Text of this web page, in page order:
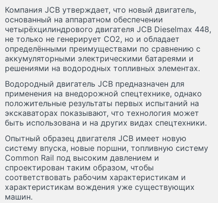
Компания JCB утверждает, что новый двигатель,
основанный на аппаратном обеспечении
четырёхцилиндрового двигателя JCB Dieselmax 448,
не только не генерирует CO2, но и обладает
определёнными преимуществами по сравнению с
аккумуляторными электрическими батареями и
решениями на водородных топливных элементах.
Водородный двигатель JCB предназначен для
применения на внедорожной спецтехнике, однако
положительные результаты первых испытаний на
экскаваторах показывают, что технология может
быть использована и на других видах спецтехники.
Опытный образец двигателя JCB имеет новую
систему впуска, новые поршни, топливную систему
Common Rail под высоким давлением и
спроектирован таким образом, чтобы
соответствовать рабочим характеристикам и
характеристикам вождения уже существующих
машин.